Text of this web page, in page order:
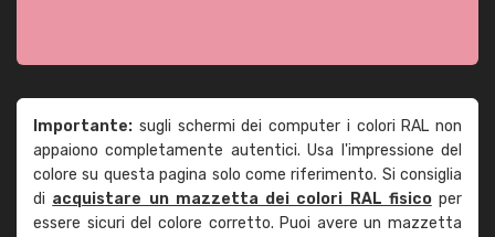
Importante: sugli schermi dei computer i colori RAL non
appaiono completamente autentici. Usa l'impressione del
colore su questa pagina solo come riferimento. Si consiglia
di acquistare un mazzetta dei colori RAL fisicoper
essere sicuri del colore corretto. Puoi avere un mazzetta